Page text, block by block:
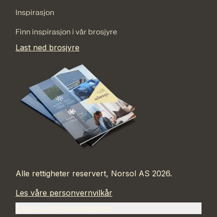
Inspirasjon
Finn inspirasjon i vår brosjyre
Last ned brosjyre
Alle rettigheter reservert, Norsol AS 2026.
Les våre personvernvilkår